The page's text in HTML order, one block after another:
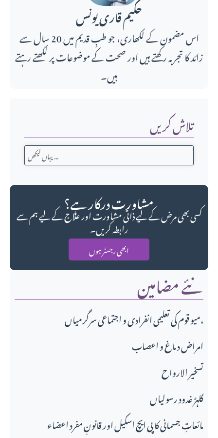
تلاش کریں
مشاورت درکار ہے؟
کسی بھی مرض کے لیے ذاتی مشاورت اور علاج کے لیے ہم سے
رابطہ کریں۔
ابھی رجسٹر ہوں
نئے مضامین
میو قوم کی تعلیمی انفرادی و اجتماعی سرگرمیاں،
امراض د ماغ و اعصاب
تسخير الارواح
گلہڑ غدود رسولیاں
مائعاتِ جسمانی کا پی ایچ اسکیل اور قانونِ مفرد اعضاء
حکیم قاری یونس
اس مضمون کے لکھاری، جو طبِ قدیم میں 20 سال سے
زائد کا تجربہ رکھتے ہیں اور صحت کے موضوعات پر لکھتے رہتے
ہیں۔